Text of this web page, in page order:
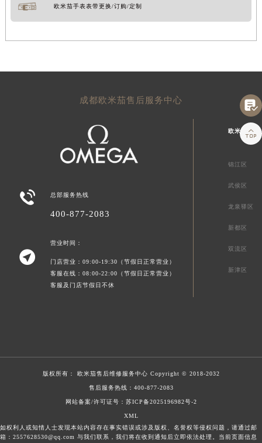
欧米茄手表表带更换/订购/定制
成都欧米茄售后服务中心
 总部服务热线
400-877-2083

营业时间：
门店营业：09:00-19:30（节假日正常营业）
客服在线：08:00-22:00（节假日正常营业）
客服及门店节假日不休
欧米茄成都
锦江区
武侯区
龙泉驿区
新都区
双流区
新津区
版权所有： 欧米茄售后维修服务中心 Copyright © 2018-2032
售后服务热线： 400-877-2083
网站备案/许可证号：苏ICP备2025196982号-2
XML
如权利人或知情人士发现本站内容存在事实错误或涉及版权、名誉权等侵权问题，请通过邮
箱：2557628530@qq.com 与我们联系，我们将在收到通知后立即依法处理。当前页面信息

